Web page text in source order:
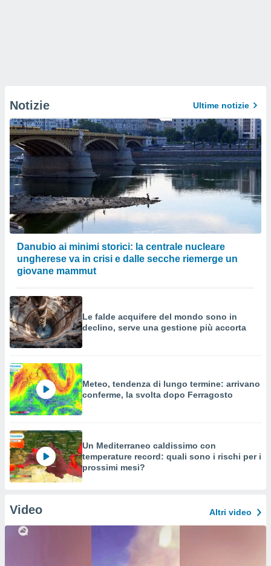
Notizie Ultime notizie
Danubio ai minimi storici: la centrale nucleare
ungherese va in crisi e dalle secche riemerge un
giovane mammut
Le falde acquifere del mondo sono in
declino, serve una gestione più accorta
Meteo, tendenza di lungo termine: arrivano
conferme, la svolta dopo Ferragosto
Un Mediterraneo caldissimo con
temperature record: quali sono i rischi per i
prossimi mesi?
Video Altri video